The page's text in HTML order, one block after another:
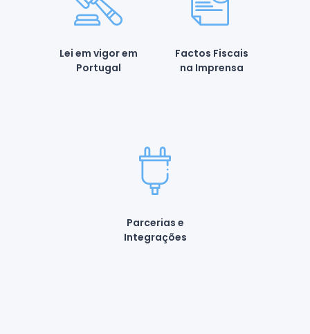
Lei em vigor em
Portugal
Factos Fiscais
na Imprensa
Parcerias e
Integrações